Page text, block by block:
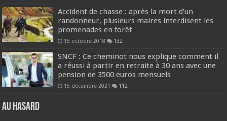
Accident de chasse : après la mort d’un
randonneur, plusieurs maires interdisent les
promenades en forêt
15 octobre 2018 132
SNCF : Ce cheminot nous explique comment il
a réussi à partir en retraite à 30 ans avec une
pension de 3500 euros mensuels
15 décembre 2021 112
Au hasard